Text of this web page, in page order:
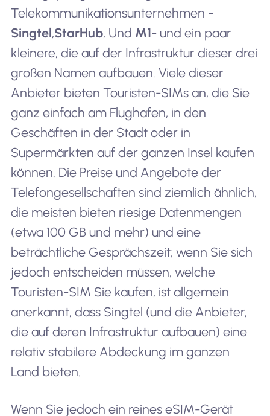
Telekommunikationsunternehmen -
Singtel,StarHub, Und M1- und ein paar
kleinere, die auf der Infrastruktur dieser drei
großen Namen aufbauen. Viele dieser
Anbieter bieten Touristen-SIMs an, die Sie
ganz einfach am Flughafen, in den
Geschäften in der Stadt oder in
Supermärkten auf der ganzen Insel kaufen
können. Die Preise und Angebote der
Telefongesellschaften sind ziemlich ähnlich,
die meisten bieten riesige Datenmengen
(etwa 100 GB und mehr) und eine
beträchtliche Gesprächszeit; wenn Sie sich
jedoch entscheiden müssen, welche
Touristen-SIM Sie kaufen, ist allgemein
anerkannt, dass Singtel (und die Anbieter,
die auf deren Infrastruktur aufbauen) eine
relativ stabilere Abdeckung im ganzen
Land bieten.
Wenn Sie jedoch ein reines eSIM-Gerät